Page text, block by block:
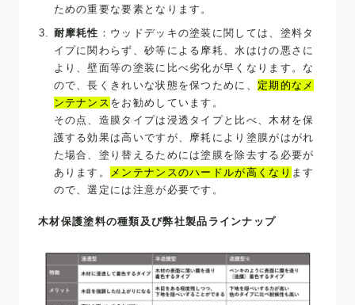
ための重要な要素となります。
耐摩耗性 ：ウッドデッキの塗装に関しては、塗料タ
イプに関わらず、砂等による摩耗、水はけの悪さに
より、壁面等の塗装に比べ劣化が早くなります。な
ので、長くきれいな状態を保つために、 定期的なメ
ンテナンス をお勧めしています。
その点、造膜タイプは浸透タイプと比べ、木材を保
護する効果は高いですが、摩耗により塗膜がはがれ
た場合、塗り替えるためには塗膜を除去する必要が
あります。
メンテナンスのハードルが高くなり ます
ので、選定には注意が必要です。
木材保護塗料の種類及び弊社製品ラインナップ